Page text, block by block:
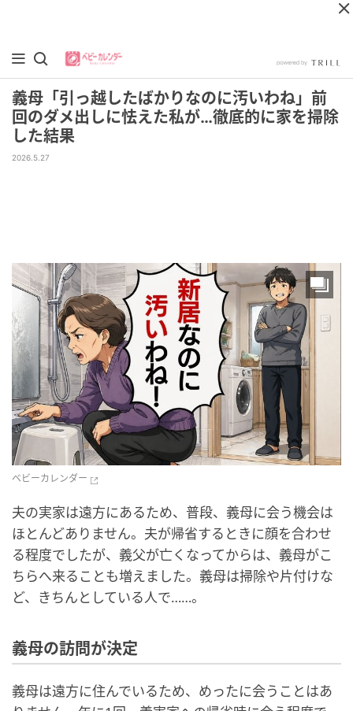
義母「引っ越したばかりなのに汚いわね」前
回のダメ出しに怯えた私が…徹底的に家を掃除
した結果
2026.5.27
ベビーカレンダー
夫の実家は遠方にあるため、普段、義母に会う機会は
ほとんどありません。夫が帰省するときに顔を合わせ
る程度でしたが、義父が亡くなってからは、義母がこ
ちらへ来ることも増えました。義母は掃除や片付けな
ど、きちんとしている人で……。
義母の訪問が決定
義母は遠方に住んでいるため、めったに会うことはあ